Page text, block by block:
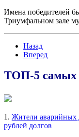
Имена победителей
Триумфальном зале
Назад
Вперед
ТОП-5 самых
1. Жители аварийных
рублей долгов